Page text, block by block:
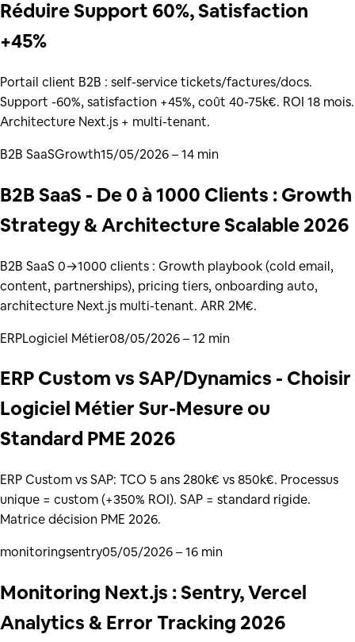
Réduire Support 60%, Satisfaction
+45%
Portail client B2B : self-service tickets/factures/docs.
Support -60%, satisfaction +45%, coût 40-75k€. ROI 18 mois.
Architecture Next.js + multi-tenant.
B2B SaaSGrowth15/05/2026– 14 min
B2B SaaS - De 0 à 1000 Clients : Growth
Strategy & Architecture Scalable 2026
B2B SaaS 0→1000 clients : Growth playbook (cold email,
content, partnerships), pricing tiers, onboarding auto,
architecture Next.js multi-tenant. ARR 2M€.
ERPLogiciel Métier08/05/2026– 12 min
ERP Custom vs SAP/Dynamics - Choisir
Logiciel Métier Sur-Mesure ou
Standard PME 2026
ERP Custom vs SAP: TCO 5 ans 280k€ vs 850k€. Processus
unique = custom (+350% ROI). SAP = standard rigide.
Matrice décision PME 2026.
monitoringsentry05/05/2026– 16 min
Monitoring Next.js : Sentry, Vercel
Analytics & Error Tracking 2026